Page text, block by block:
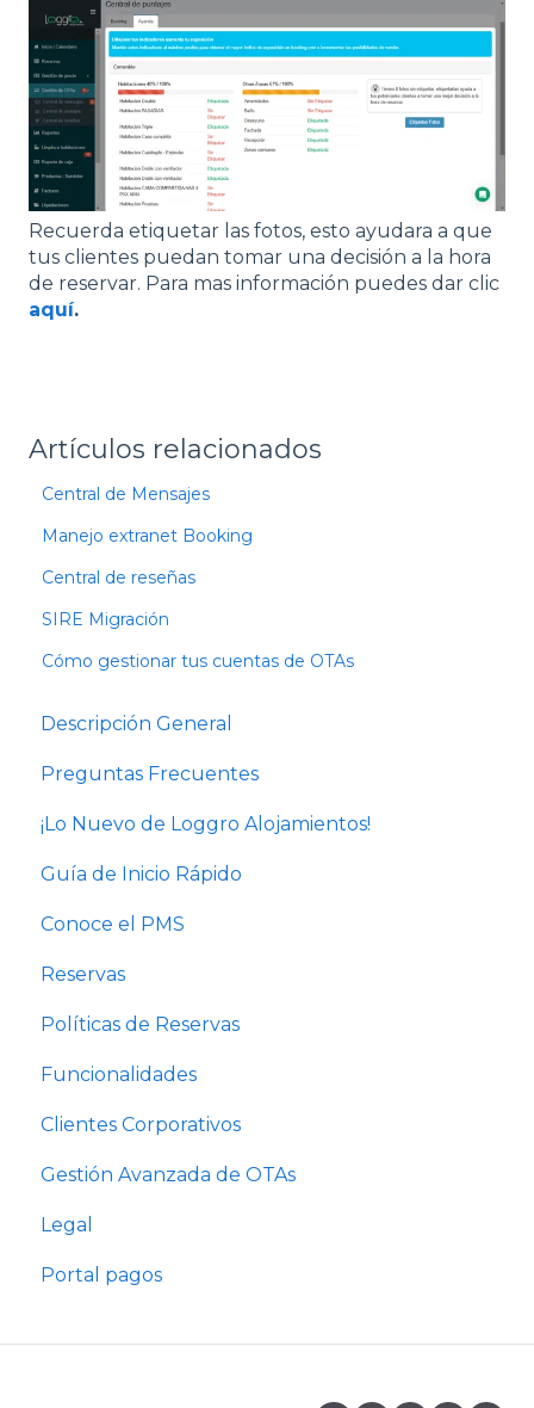
Recuerda etiquetar las fotos, esto ayudara a que
tus clientes puedan tomar una decisión a la hora
de reservar. Para mas información puedes dar clic
aquí.
Artículos relacionados
Central de Mensajes
Manejo extranet Booking
Central de reseñas
SIRE Migración
Cómo gestionar tus cuentas de OTAs
Descripción General
Preguntas Frecuentes
¡Lo Nuevo de Loggro Alojamientos!
Guía de Inicio Rápido
Conoce el PMS
Reservas
Políticas de Reservas
Funcionalidades
Clientes Corporativos
Gestión Avanzada de OTAs
Legal
Portal pagos